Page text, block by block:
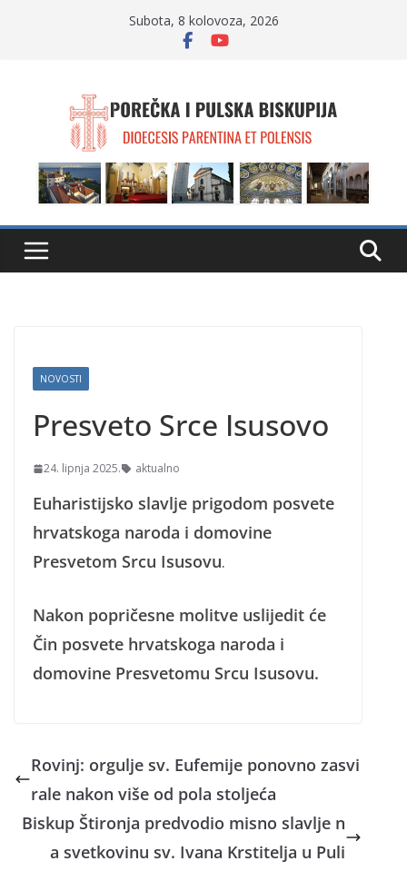
Subota, 8 kolovoza, 2026
NOVOSTI
Presveto Srce Isusovo
24. lipnja 2025. aktualno
Euharistijsko slavlje prigodom posvete
hrvatskoga naroda i domovine
Presvetom Srcu Isusovu.
Nakon popričesne molitve uslijedit će
Čin posvete hrvatskoga naroda i
domovine Presvetomu Srcu Isusovu.
Rovinj: orgulje sv. Eufemije ponovno zasvi
rale nakon više od pola stoljeća
Biskup Štironja predvodio misno slavlje n
a svetkovinu sv. Ivana Krstitelja u Puli